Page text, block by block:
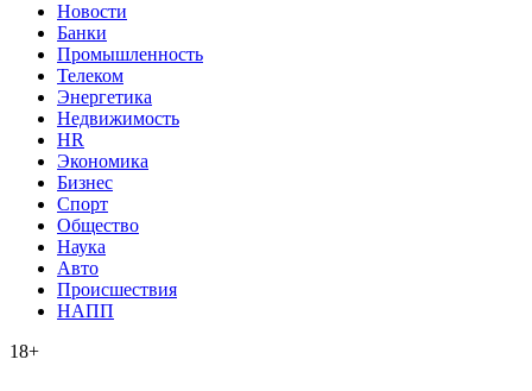
Новости
Банки
Промышленность
Телеком
Энергетика
Недвижимость
HR
Экономика
Бизнес
Спорт
Общество
Наука
Авто
Происшествия
НАПП
18+